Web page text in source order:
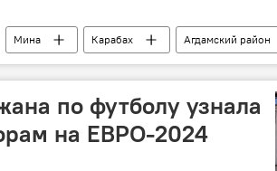
Мина Карабах
Агдамский район
по футболу узнала
на ЕВРО-2024